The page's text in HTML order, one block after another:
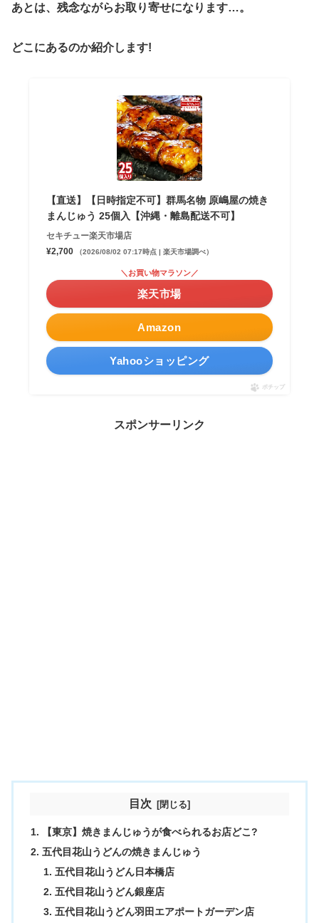
あとは、残念ながらお取り寄せになります…。
どこにあるのか紹介します!
【直送】【日時指定不可】群馬名物 原嶋屋の焼き
まんじゅう 25個入【沖縄・離島配送不可】
セキチュー楽天市場店
¥2,700
（2026/08/02 07:17時点 | 楽天市場調べ）
Amazon
＼お買い物マラソン／
楽天市場
Yahooショッピング
ポチップ
スポンサーリンク
目次
【東京】焼きまんじゅうが食べられるお店どこ?
五代目花山うどんの焼きまんじゅう
五代目花山うどん日本橋店
五代目花山うどん銀座店
五代目花山うどん羽田エアポートガーデン店